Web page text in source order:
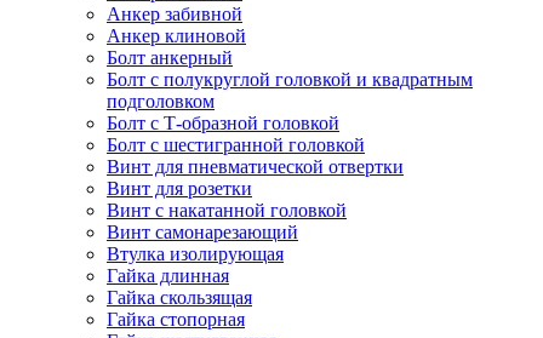
Анкер забивной
Анкер клиновой
Болт анкерный
Болт с полукруглой головкой и квадратным
подголовком
Болт с Т-образной головкой
Болт с шестигранной головкой
Винт для пневматической отвертки
Винт для розетки
Винт с накатанной головкой
Винт самонарезающий
Втулка изолирующая
Гайка длинная
Гайка скользящая
Гайка стопорная